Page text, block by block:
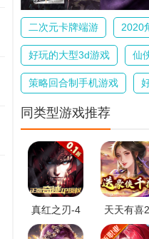
二次元卡牌端游 2020
好玩的大型3d游戏 仙
策略回合制手机游戏
同类型游戏推荐
真红之刃-4
0.1折
天天有喜